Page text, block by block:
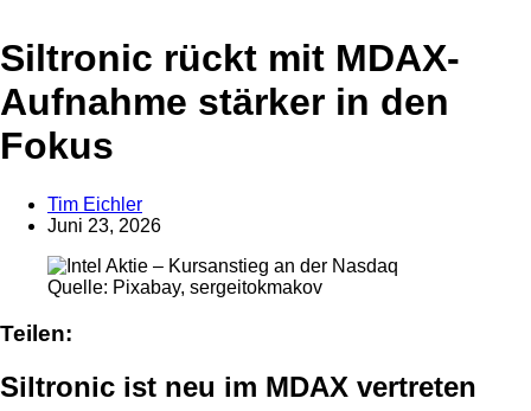
Siltronic rückt mit MDAX-
Aufnahme stärker in den
Fokus
Tim Eichler
Juni 23, 2026
Quelle: Pixabay, sergeitokmakov
Teilen:
Siltronic ist neu im MDAX vertreten